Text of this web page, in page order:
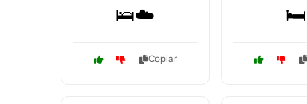
🛌☁️
Copiar
🛏️